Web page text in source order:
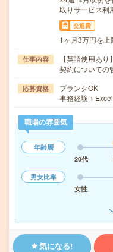
取りサービス利
交通費
1ヶ月3万円を
仕事内容
【英語使用あ
契約についての
応募資格
ブランクOK
事務経験＋
職場の雰囲気
年齢層
20代
男女比率
女性
気になる!